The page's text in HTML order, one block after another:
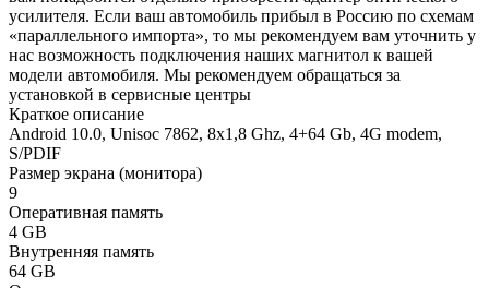
усилителя. Если ваш автомобиль прибыл в Россию по схемам
«параллельного импорта», то мы рекомендуем вам уточнить у
нас возможность подключения наших магнитол к вашей
модели автомобиля. Мы рекомендуем обращаться за
установкой в сервисные центры
Краткое описание
Android 10.0, Unisoc 7862, 8х1,8 Ghz, 4+64 Gb, 4G modem,
S/PDIF
Размер экрана (монитора)
9
Оперативная память
4 GB
Внутренняя память
64 GB